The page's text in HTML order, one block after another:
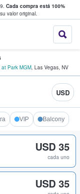
Cada compra está 100%
valor original.
donde
Park MGM, Las Vegas, NV
USD
VIP Balcony
USD 35
cada uno
USD 35